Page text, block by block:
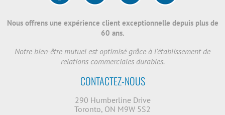
Nous offrens une expérience client exceptionnelle depuis plus de
60 ans.
Notre bien-être mutuel est optimisé grâce à l'établissement de
relations commerciales durables.
CONTACTEZ-NOUS
290 Humberline Drive
Toronto, ON M9W 5S2